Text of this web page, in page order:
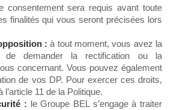
consentement sera requis avant toute
finalités qui vous seront précisées lors
: à tout moment, vous avez la
de demander la rectification ou la
concernant. Vous pouvez également
de vos DP. Pour exercer ces droits,
11 de la Politique.
: le Groupe BEL s’engage à traiter